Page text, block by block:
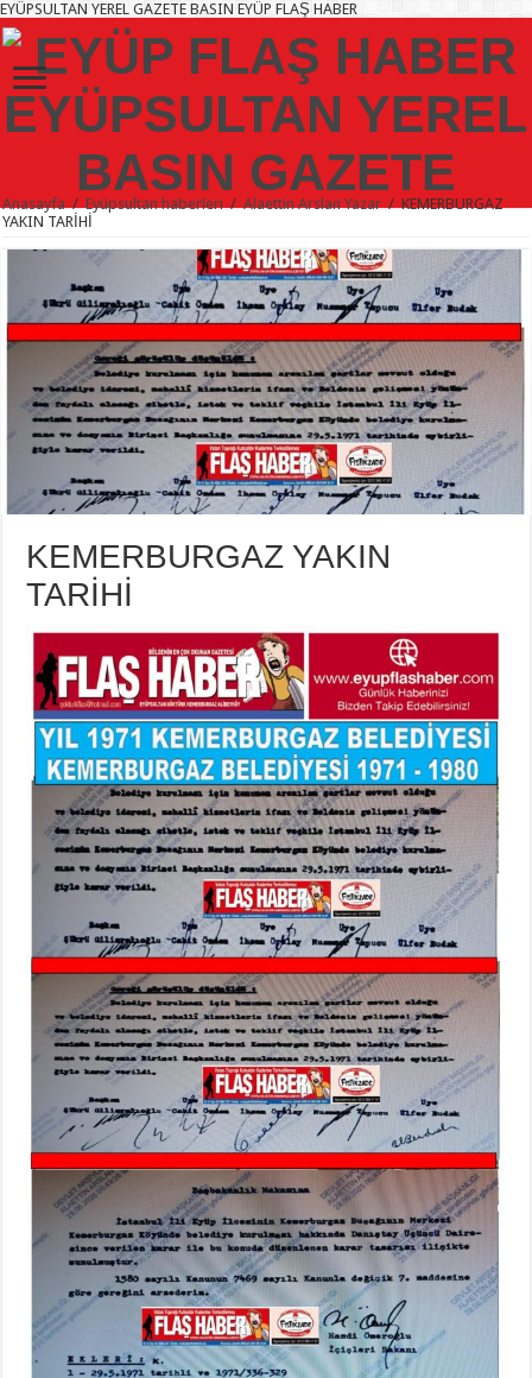
EYÜPSULTAN YEREL GAZETE BASIN EYÜP FLAŞ HABER
Anasayfa / Eyüpsultan haberleri / Alaettin Arslan Yazar / KEMERBURGAZ
YAKIN TARİHİ
KEMERBURGAZ YAKIN
TARİHİ